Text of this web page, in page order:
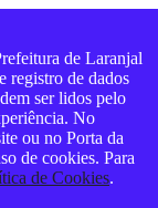
de Laranjal
registro de dados
ser lidos pelo
No
ou no Porta da
de cookies. Para
de Cookies.